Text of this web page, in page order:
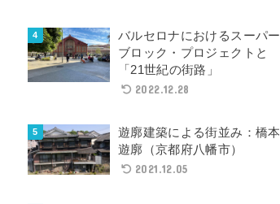
バルセロナにおけるスーパー
ブロック・プロジェクトと
「21世紀の街路」
2022.12.28
遊廓建築による街並み：橋本
遊廓（京都府八幡市）
2021.12.05